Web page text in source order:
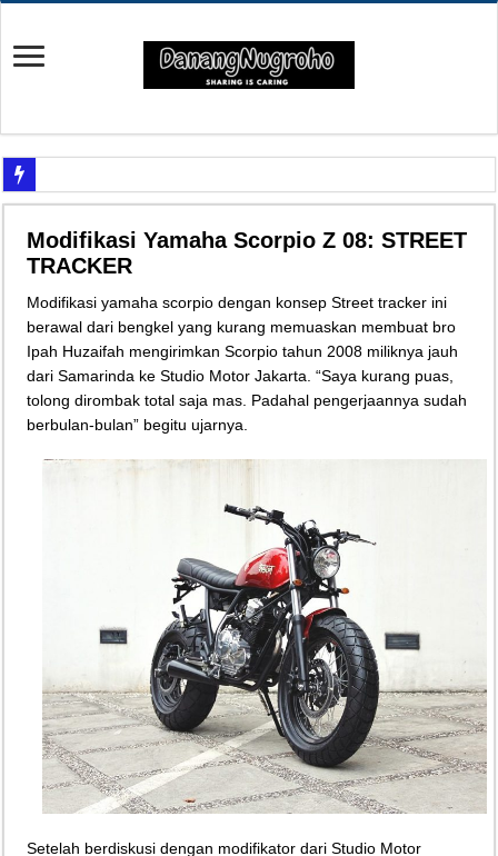
Yuk Cari Tahu Cara Memanfaatkan Teknologi Waze
Begini Upaya Memperbaiki Elektronik TV yang Rusak Hanya Ada Layar Putih
Tutorial Memasang Kabel Listrik untuk Pengairan Tambak dengan Elektronik
Tips Atasi Motor Bunyi Kletek-Kletek Tanpa Panik Undang Mekanik
Mekanik Pemula? Ini Cara Cerdas Memilih Oli Asli Biar Gak Ketipu
Teknologi Bikin Bisnis Makanan Kamu Makin Cuan! Begini Cara Buka
Modifikasi Yamaha Scorpio Z 08: STREET
TRACKER
Modifikasi yamaha scorpio dengan konsep Street tracker ini
berawal dari bengkel yang kurang memuaskan membuat bro
Ipah Huzaifah mengirimkan Scorpio tahun 2008 miliknya jauh
dari Samarinda ke Studio Motor Jakarta. “Saya kurang puas,
tolong dirombak total saja mas. Padahal pengerjaannya sudah
berbulan-bulan” begitu ujarnya.
Setelah berdiskusi dengan modifikator dari Studio Motor